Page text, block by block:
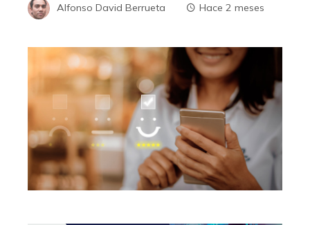
Alfonso David Berrueta Hace 2 meses